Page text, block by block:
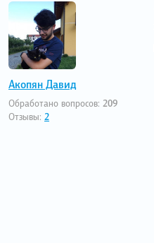
Акопян Давид
Обработано вопросов: 209
Отзывы: 2